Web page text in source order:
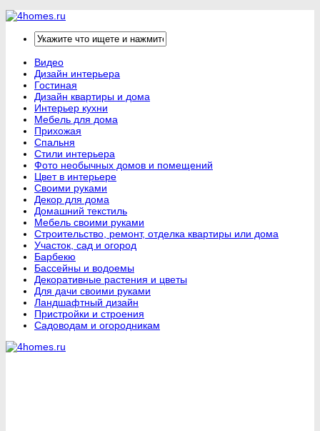
Видео
Дизайн интерьера
Гостиная
Дизайн квартиры и дома
Интерьер кухни
Мебель для дома
Прихожая
Спальня
Стили интерьера
Фото необычных домов и помещений
Цвет в интерьере
Своими руками
Декор для дома
Домашний текстиль
Мебель своими руками
Строительство, ремонт, отделка квартиры или дома
Участок, сад и огород
Барбекю
Бассейны и водоемы
Декоративные растения и цветы
Для дачи своими руками
Ландшафтный дизайн
Пристройки и строения
Садоводам и огородникам